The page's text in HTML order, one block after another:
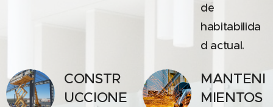
de
habitabilida
d actual.
CONSTR
UCCIONE
MANTENI
MIENTOS